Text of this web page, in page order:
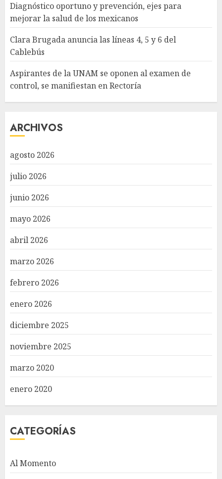
Diagnóstico oportuno y prevención, ejes para
mejorar la salud de los mexicanos
Clara Brugada anuncia las líneas 4, 5 y 6 del
Cablebús
Aspirantes de la UNAM se oponen al examen de
control, se manifiestan en Rectoría
ARCHIVOS
agosto 2026
julio 2026
junio 2026
mayo 2026
abril 2026
marzo 2026
febrero 2026
enero 2026
diciembre 2025
noviembre 2025
marzo 2020
enero 2020
CATEGORÍAS
Al Momento